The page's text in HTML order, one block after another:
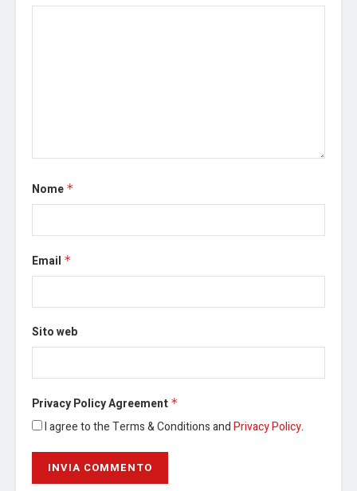
Nome *
Email *
Sito web
Privacy Policy Agreement *
I agree to the Terms & Conditions andPrivacy Policy.